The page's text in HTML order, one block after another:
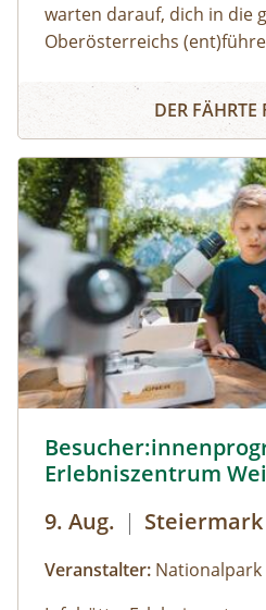
warten darauf, dich in die
Oberösterreichs
Alpakas versorgen,
Fährtenlesen lernen,
und noch vieles mehr: Auf
findest du alle Angebote,
Wunschtermin.So
Termin aus dem
oder organisiere dein
NATURSCHAUSPIEL:
zu individuell
durchgeführt werden. ⁠
Naturerlebnis
DER FÄHRTE
Erlebniszentrum
9. Aug. | Steiermark
Veranstalter: Nationalpark